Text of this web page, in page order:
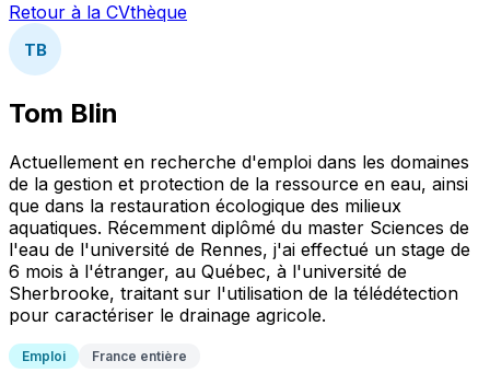
Retour à la CVthèque
TB
Tom Blin
Actuellement en recherche d'emploi dans les domaines
de la gestion et protection de la ressource en eau, ainsi
que dans la restauration écologique des milieux
aquatiques. Récemment diplômé du master Sciences de
l'eau de l'université de Rennes, j'ai effectué un stage de
6 mois à l'étranger, au Québec, à l'université de
Sherbrooke, traitant sur l'utilisation de la télédétection
pour caractériser le drainage agricole.
Emploi France entière